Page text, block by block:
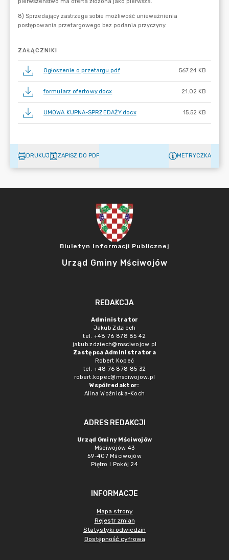
ZAŁĄCZNIKI
Ogłoszenie o przetargu.pdf 567.24 KB
formularz ofertowy.docx 21.02 KB
UMOWA KUPNA-SPRZEDAŻY.docx 15.52 KB
DRUKUJ ZAPISZ DO PDF METRYCZKA
Biuletyn Informacji Publicznej
Urząd Gminy Mściwojów
REDAKCJA
Administrator
Jakub Zdziech
tel. +48 76 878 85 42
jakub.zdziech@msciwojow.pl
Zastępca Administratora
Robert Kopeć
tel. +48 76 878 85 32
robert.kopec@msciwojow.pl
Współredaktor:
Alina Woźnicka-Koch
ADRES REDAKCJI
Urząd Gminy Mściwojów
Mściwojów 43
59-407 Mściwojów
Piętro I Pokój 24
INFORMACJE
Mapa strony
Rejestr zmian
Statystyki odwiedzin
Dostępność cyfrowa